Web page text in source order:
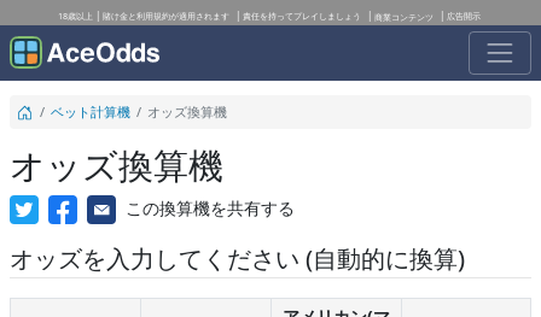
18歳以上 賭け金と利用規約が適用されます 責任を持ってプレイしましょう 商業コンテンツ 広告開示
ベット計算機 オッズ換算機
オッズ換算機
この換算機を共有する
オッズを入力してください (自動的に換算)